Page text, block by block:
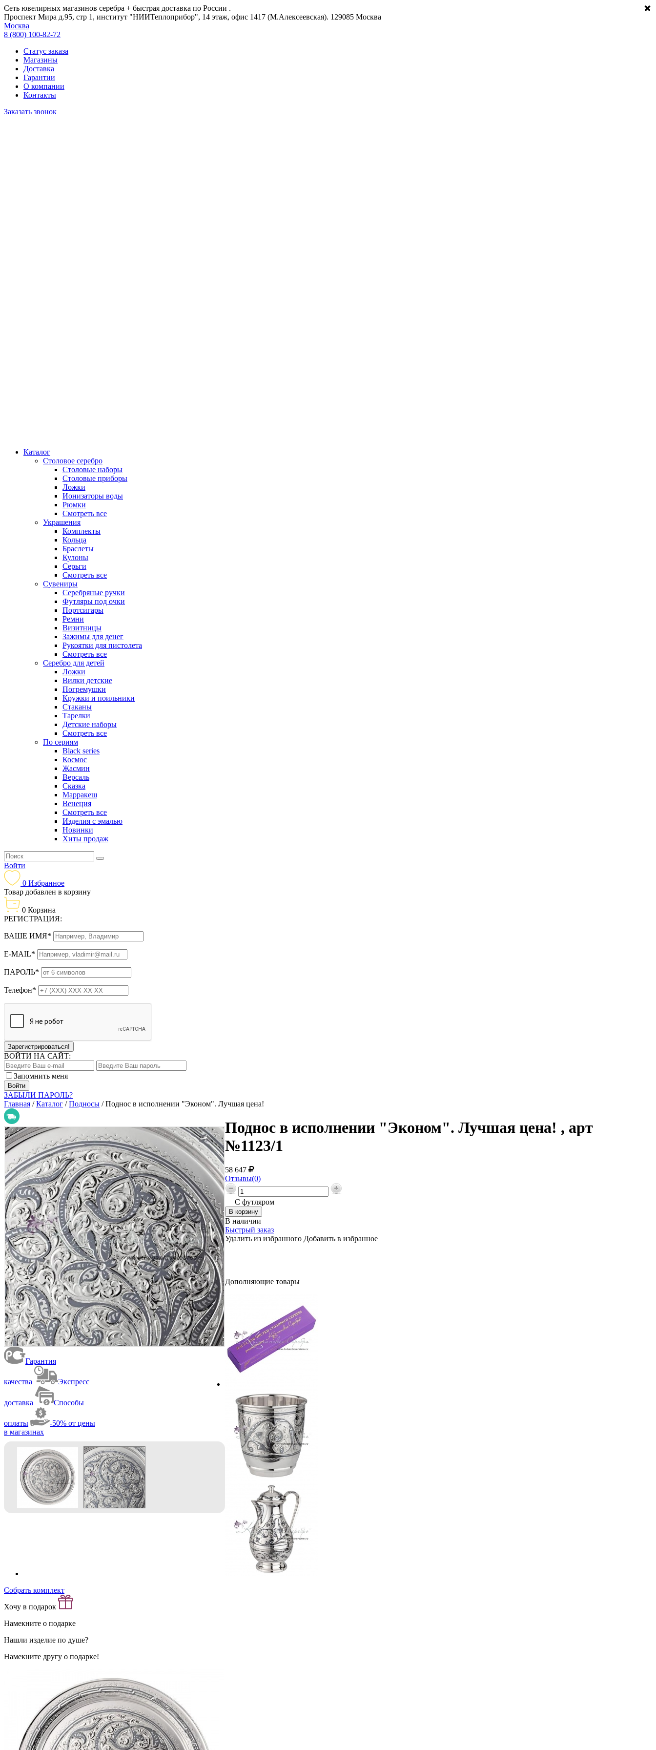
Сеть ювелирных магазинов серебра + быстрая доставка по России .
Проспект Мира д.95, стр 1, институт "НИИТеплоприбор", 14 этаж, офис 1417 (М.Алексеевская). 129085 Москва
Москва
8 (800) 100-82-72
Статус заказа
Магазины
Доставка
Гарантии
О компании
Контакты
Заказать звонок
Каталог
Столовое серебро
Столовые наборы
Столовые приборы
Ложки
Ионизаторы воды
Рюмки
Смотреть все
Украшения
Комплекты
Кольца
Браслеты
Кулоны
Серьги
Смотреть все
Сувениры
Серебряные ручки
Футляры под очки
Портсигары
Ремни
Визитницы
Зажимы для денег
Рукоятки для пистолета
Смотреть все
Серебро для детей
Ложки
Вилки детские
Погремушки
Кружки и поильники
Стаканы
Тарелки
Детские наборы
Смотреть все
По сериям
Black series
Космос
Жасмин
Версаль
Сказка
Марракеш
Венеция
Смотреть все
Изделия с эмалью
Новинки
Хиты продаж
Войти
0 Избранное
Товар добавлен в корзину
0 Корзина
РЕГИСТРАЦИЯ:
ВАШЕ ИМЯ*
E-MAIL*
ПАРОЛЬ*
Телефон*
Зарегистрироваться!
ВОЙТИ НА САЙТ:
Запомнить меня
ЗАБЫЛИ ПАРОЛЬ?
Главная /Каталог /Подносы /Поднос в исполнении "Эконом". Лучшая цена!
Гарантия
качества Экспресс
доставка Способы
оплаты
-50% от цены
в магазинах
Поднос в исполнении "Эконом". Лучшая цена! , арт
№1123/1
58 647
Отзывы(0)
С футляром
В наличии
Быстрый заказ
Удалить из избранного Добавить в избранное
Дополняющие товары
Собрать комплект
Хочу в подарок
Намекните о подарке
Нашли изделие по душе?
Намекните другу о подарке!